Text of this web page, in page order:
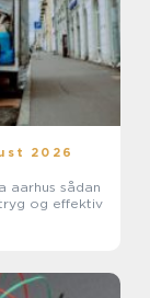
2026
sådan
og effektiv